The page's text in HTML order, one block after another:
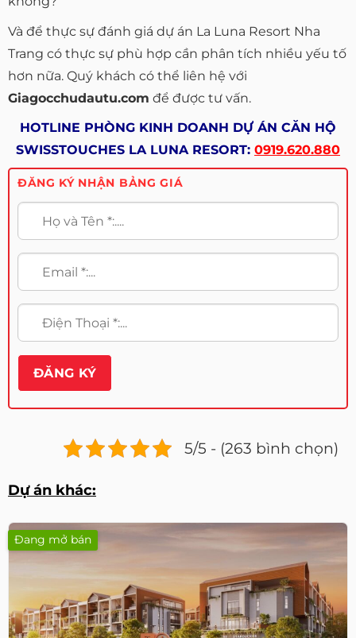
Và để thực sự đánh giá dự án La Luna Resort Nha
Trang có thực sự phù hợp cần phân tích nhiều yếu tố
hơn nữa. Quý khách có thể liên hệ với
Giagocchudautu.com để được tư vấn.
HOTLINE PHÒNG KINH DOANH DỰ ÁN CĂN HỘ
SWISSTOUCHES LA LUNA RESORT: 0919.620.880
ĐĂNG KÝ NHẬN BẢNG GIÁ
5/5 - (263 bình chọn)
Dự án khác:
Đang mở bán